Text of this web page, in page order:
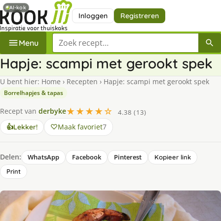
Inloggen Registreren
Menu Zoek een recept
Hapje: scampi met gerookt spek
U bent hier: Home › Recepten › Hapje: scampi met gerookt spek
Borrelhapjes & tapas
Recept van derbyke★★★★☆
4.38 (13)
👍Lekker! Maak favoriet7
Delen: WhatsApp Facebook Pinterest
Kopieer link
Print
AI-kok